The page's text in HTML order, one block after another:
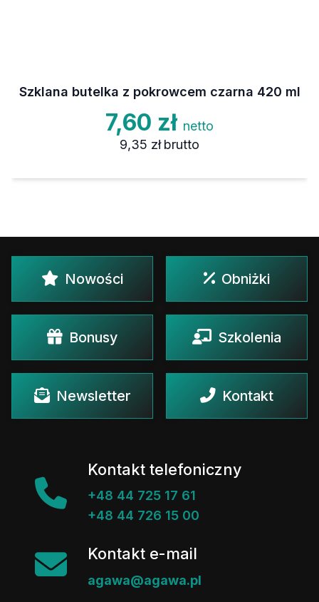
Szklana butelka z pokrowcem czarna 420 ml
7,60 zł netto
9,35 zł brutto
Nowości Obniżki
Bonusy Szkolenia
Newsletter Kontakt
Kontakt telefoniczny
+48 44 725 17 61
+48 44 726 15 00
Kontakt e-mail
agawa@agawa.pl